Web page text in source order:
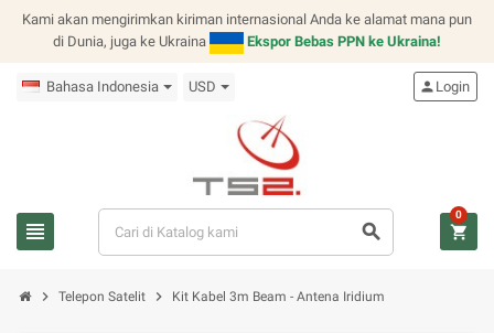
Kami akan mengirimkan kiriman internasional Anda ke alamat mana pun
di Dunia, juga ke Ukraina
Ekspor Bebas PPN ke Ukraina!
Bahasa Indonesia USD
view_headline search
person Login
shopping_cart
0
chevron_right Telepon Satelit chevron_right Kit Kabel 3m Beam - Antena Iridium